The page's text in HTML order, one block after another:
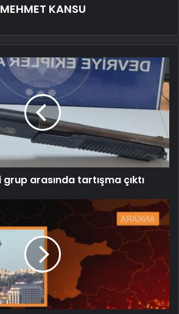
MEHMET KANSU
arasında tartışma çıktı